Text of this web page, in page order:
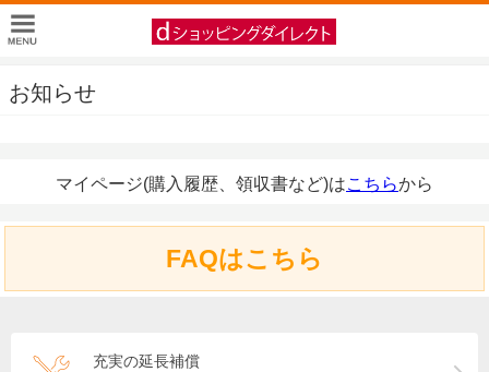
お知らせ
マイページ(購入履歴、領収書など)はこちらから
FAQはこちら
充実の延長補償